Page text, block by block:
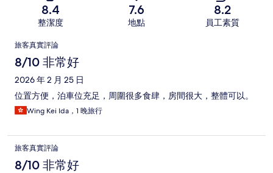
8.4
整潔度
7.6
地點
8.2
員工素質
評
論
旅客真實評論
8/10 非常好
2026 年 2 月 25 日
位置方便，泊車位充足，周圍很多食肆，房間很大，整體可以。
Wing Kei Ida，1 晚旅行
旅客真實評論
8/10 非常好